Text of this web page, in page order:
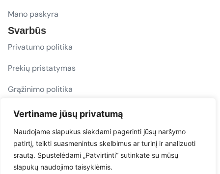
Vertiname jūsų privatumą
Naudojame slapukus siekdami pagerinti jūsų naršymo
patirtį, teikti suasmenintus skelbimus ar turinį ir analizuoti
srautą. Spustelėdami „Patvirtinti“ sutinkate su mūsų
slapukų naudojimo taisyklėmis.
Mano paskyra
Svarbūs
Privatumo politika
Prekių pristatymas
Grąžinimo politika
D. U. K.
Sekite mus
evacarmats
© Copyright 2026 | Eva Car Mats